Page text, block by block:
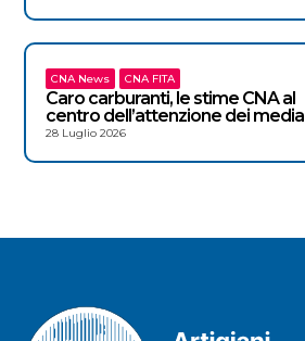
CNA News CNA FITA
Caro carburanti, le stime CNA al
centro dell’attenzione dei media
28 Luglio 2026